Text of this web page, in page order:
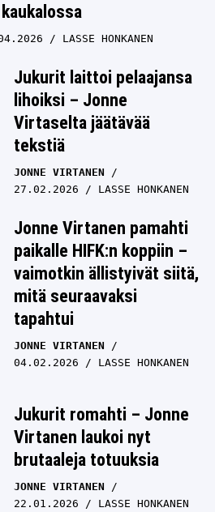
LASSE HONKANEN
Jukurit laittoi pelaajansa
lihoiksi – Jonne
Virtaselta jäätävää
tekstiä
JONNE VIRTANEN
27.02.2026
LASSE HONKANEN
Jonne Virtanen pamahti
paikalle HIFK:n koppiin –
vaimotkin ällistyivät siitä,
mitä seuraavaksi
tapahtui
JONNE VIRTANEN
04.02.2026
LASSE HONKANEN
Jukurit romahti – Jonne
Virtanen laukoi nyt
brutaaleja totuuksia
JONNE VIRTANEN
22.01.2026
LASSE HONKANEN